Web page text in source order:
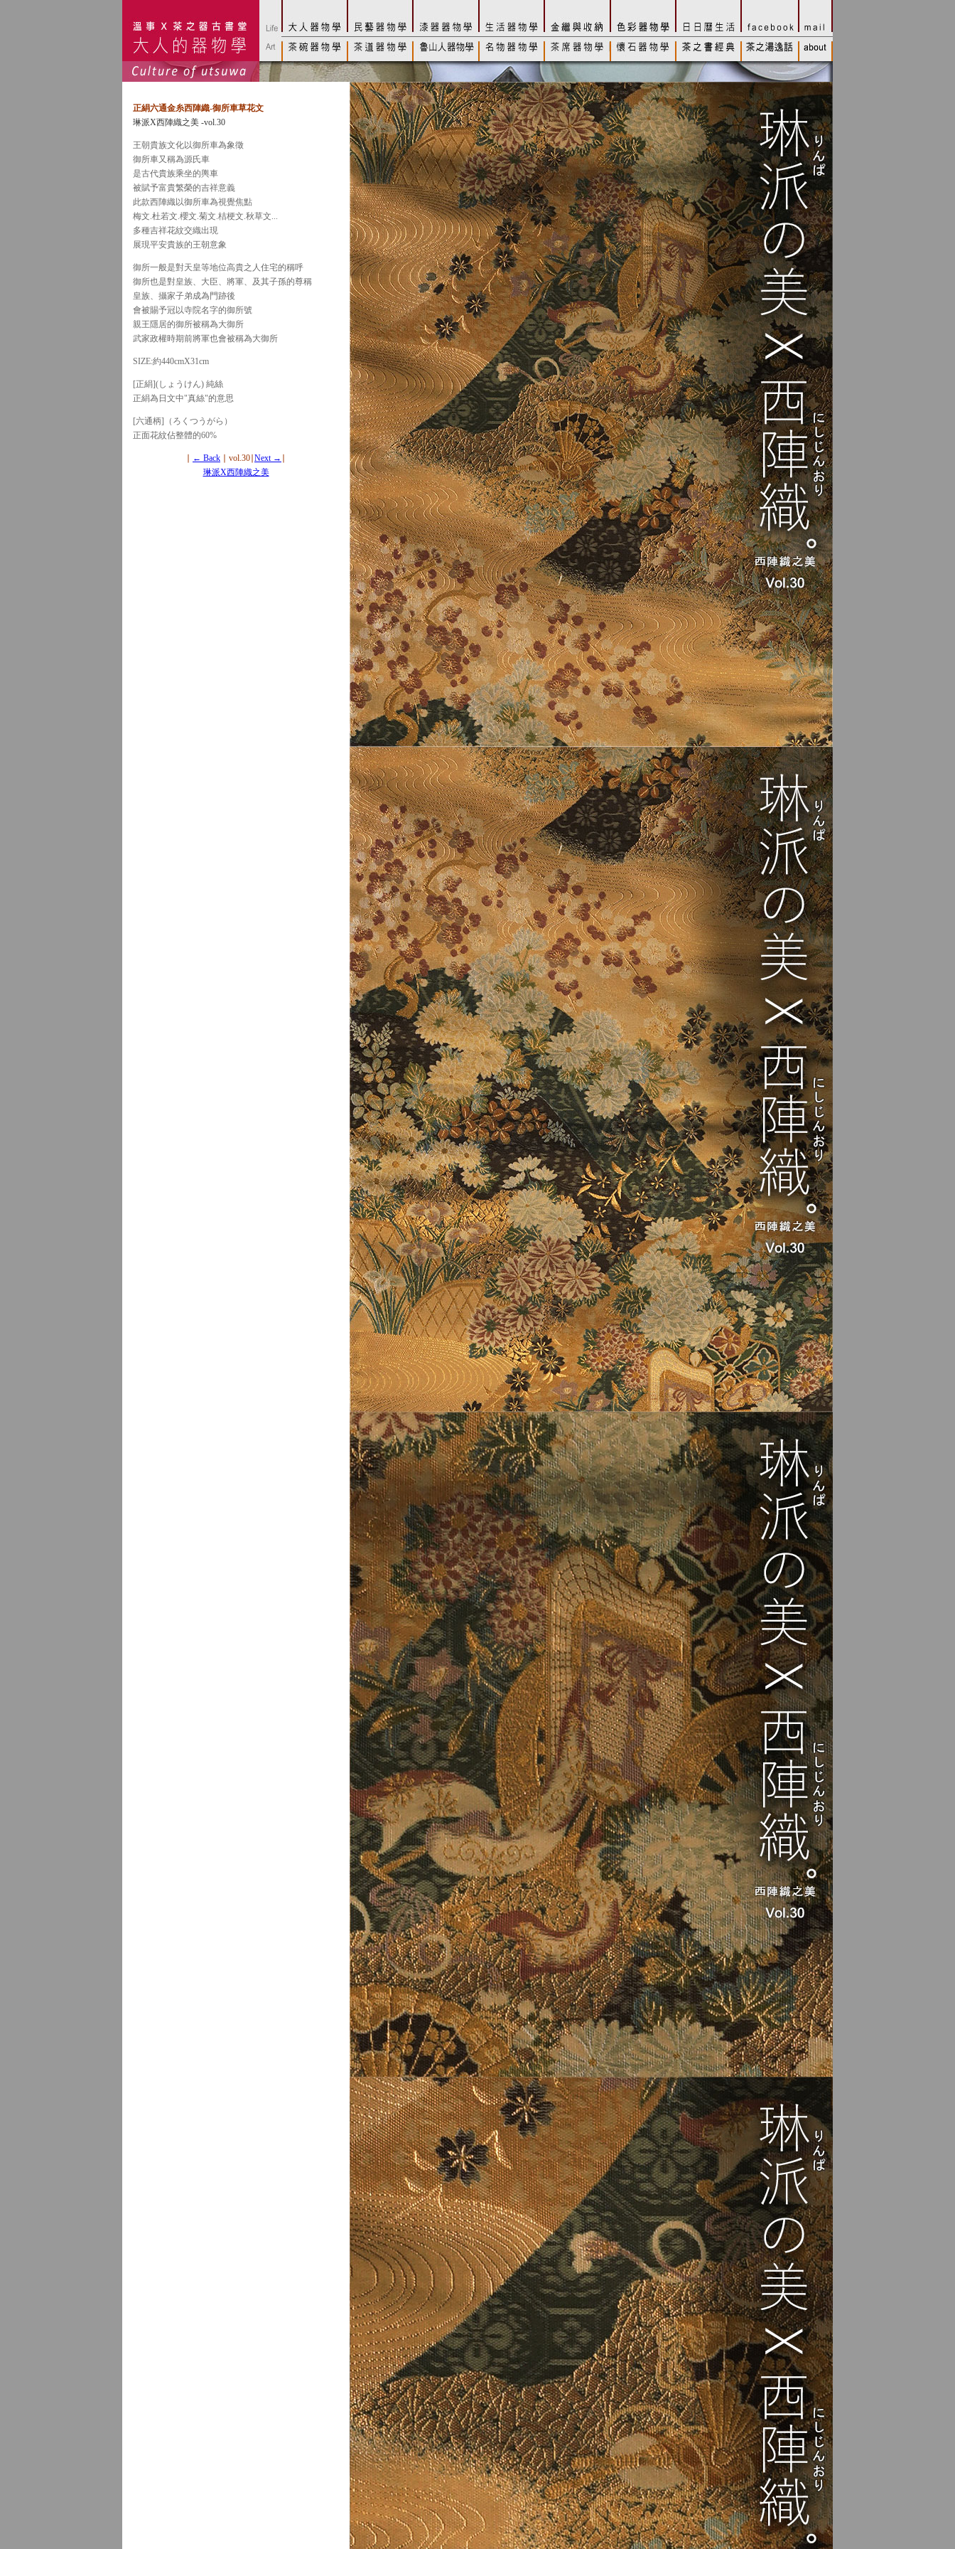
正絹六通金糸西陣織-御所車草花文
琳派X西陣織之美 -vol.30
王朝貴族文化以御所車為象徵
御所車又稱為源氏車
是古代貴族乘坐的輿車
被賦予富貴繁榮的吉祥意義
此款西陣織以御所車為視覺焦點
梅文.杜若文.櫻文.菊文.桔梗文.秋草文...
多種吉祥花紋交織出現
展現平安貴族的王朝意象
御所一般是對天皇等地位高貴之人住宅的稱呼
御所也是對皇族、大臣、將軍、及其子孫的尊稱
皇族、攝家子弟成為門跡後
會被賜予冠以寺院名字的御所號
親王隱居的御所被稱為大御所
武家政權時期前將軍也會被稱為大御所
SIZE:約440cmX31cm
[正絹](しょうけん) 純絲
正絹為日文中"真絲"的意思
[六通柄]（ろくつうがら）
正面花紋佔整體的60%
← Back ∣ vol.30∣ Next →
琳派X西陣織之美